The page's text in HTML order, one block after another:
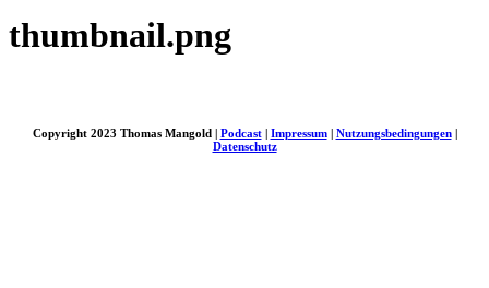
thumbnail.png
Copyright 2023 Thomas Mangold | Podcast| Impressum| Nutzungsbedingungen|
Datenschutz